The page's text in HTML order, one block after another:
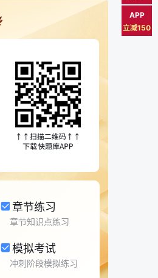
章节练习
章节知识点练习
模拟考试
冲刺阶段模拟练习
APP
立减150